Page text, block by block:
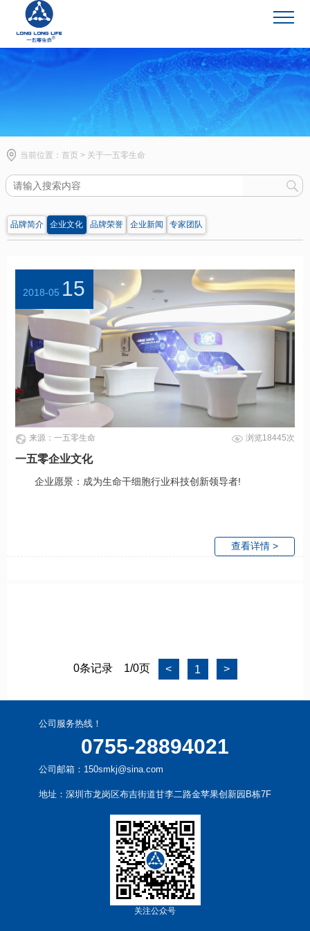
企业文化
当前位置：首页 > 关于一五零生命
品牌简介 企业文化 品牌荣誉 企业新闻 专家团队
2018-05 15
来源：一五零生命 浏览18445次
一五零企业文化
企业愿景：成为生命干细胞行业科技创新领导者!
查看详情 >
0条记录 1/0页 < 1 >
公司服务热线！
0755-28894021
公司邮箱：150smkj@sina.com
地址：深圳市龙岗区布吉街道甘李二路金苹果创新园B栋7F
关注公众号